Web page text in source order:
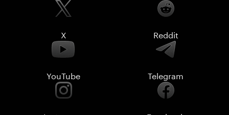
X Reddit
YouTube Telegram